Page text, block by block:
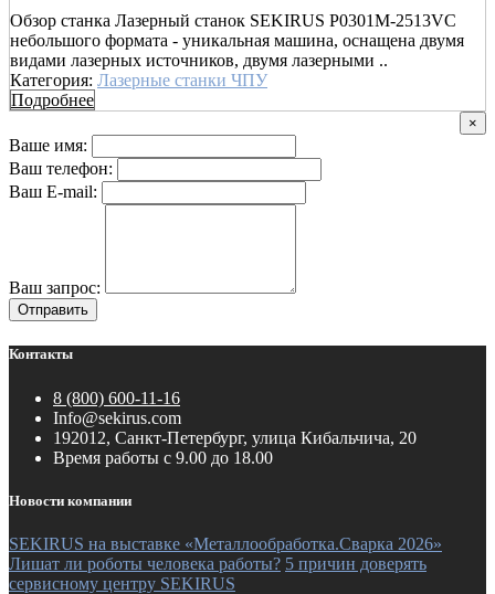
Обзор станка Лазерный станок SEKIRUS P0301M-2513VC
небольшого формата - уникальная машина, оснащена двумя
видами лазерных источников, двумя лазерными ..
Категория: Лазерные станки ЧПУ
Подробнее
×
Ваше имя:
Ваш телефон:
Ваш E-mail:
Ваш запрос:
Отправить
Контакты
8 (800) 600-11-16
Info@sekirus.com
192012, Санкт-Петербург, улица Кибальчича, 20
Время работы с 9.00 до 18.00
Новости компании
SEKIRUS на выставке «Металлообработка.Сварка 2026»
Лишат ли роботы человека работы? 5 причин доверять
сервисному центру SEKIRUS